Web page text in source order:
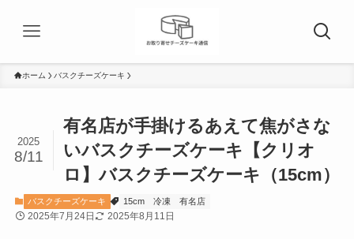
ホーム バスクチーズケーキ
有名店が手掛けるあえて焦がさな
いバスクチーズケーキ【クリオ
ロ】バスクチーズケーキ（15cm）
2025
8/11
バスクチーズケーキ 15cm 冷凍 有名店
2025年7月24日 2025年8月11日